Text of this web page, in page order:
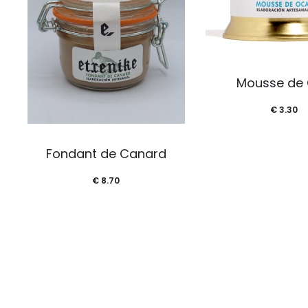
Fondant de Canard
€ 8.70
Mousse de
€3.30